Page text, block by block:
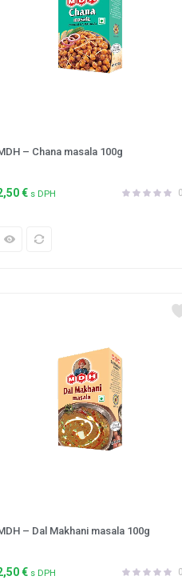
– Chana masala 100g
0
€ s DPH
– Dal Makhani masala 100g
0
€ s DPH